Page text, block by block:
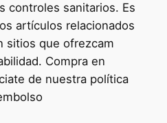
controles sanitarios. Es
artículos relacionados
sitios que ofrezcam
Compra en
de nuestra política